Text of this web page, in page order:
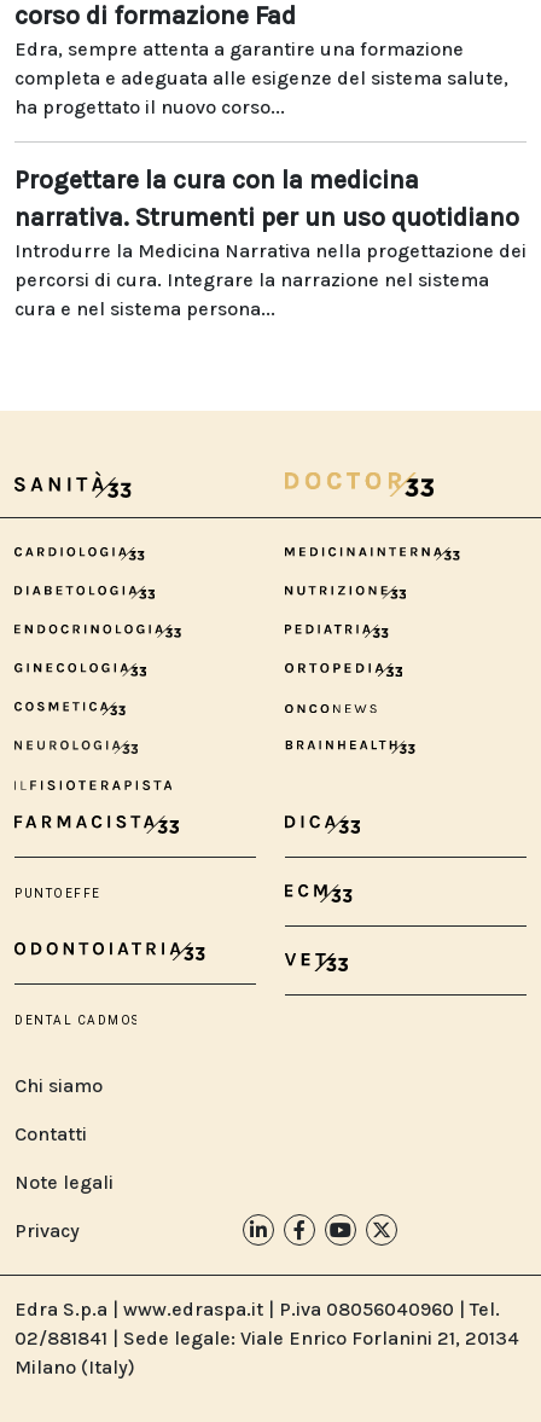
corso di formazione Fad
Edra, sempre attenta a garantire una formazione
completa e adeguata alle esigenze del sistema salute,
ha progettato il nuovo corso...
Progettare la cura con la medicina
narrativa. Strumenti per un uso quotidiano
Introdurre la Medicina Narrativa nella progettazione dei
percorsi di cura. Integrare la narrazione nel sistema
cura e nel sistema persona...
Chi siamo
Contatti
Note legali
Privacy
Edra S.p.a | www.edraspa.it | P.iva 08056040960 | Tel.
02/881841 | Sede legale: Viale Enrico Forlanini 21, 20134
Milano (Italy)